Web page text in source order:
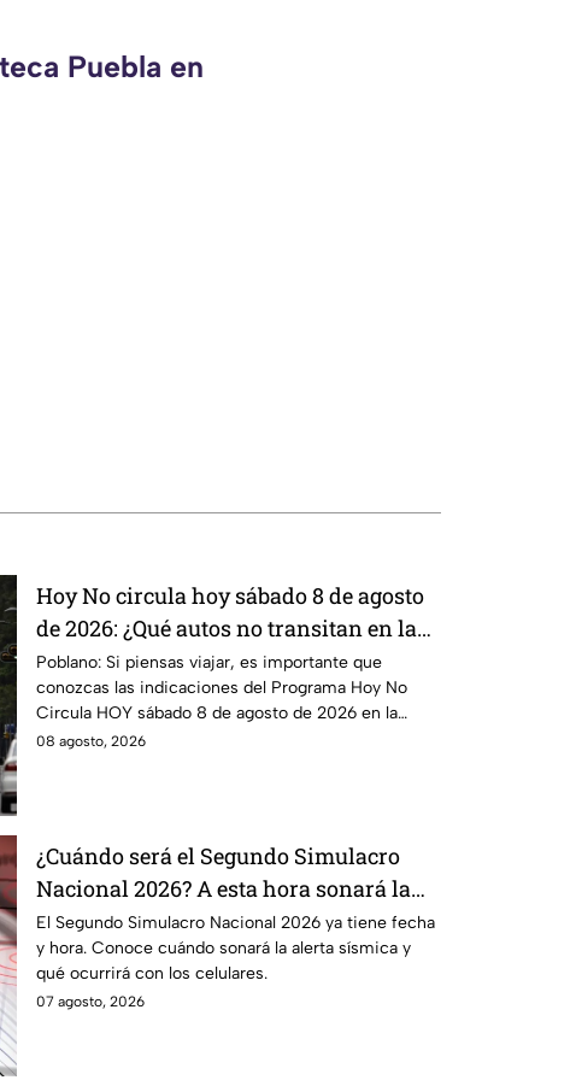
Puebla en
Hoy No circula hoy sábado 8 de agosto
de 2026: ¿Qué autos no transitan en la
CDMX y EdoMex?
Poblano: Si piensas viajar, es importante que
conozcas las indicaciones del Programa Hoy No
Circula HOY sábado 8 de agosto de 2026 en la
CDMX y EdoMex.
08 agosto, 2026
¿Cuándo será el Segundo Simulacro
Nacional 2026? A esta hora sonará la
alerta sísmica
El Segundo Simulacro Nacional 2026 ya tiene fecha
y hora. Conoce cuándo sonará la alerta sísmica y
qué ocurrirá con los celulares.
07 agosto, 2026